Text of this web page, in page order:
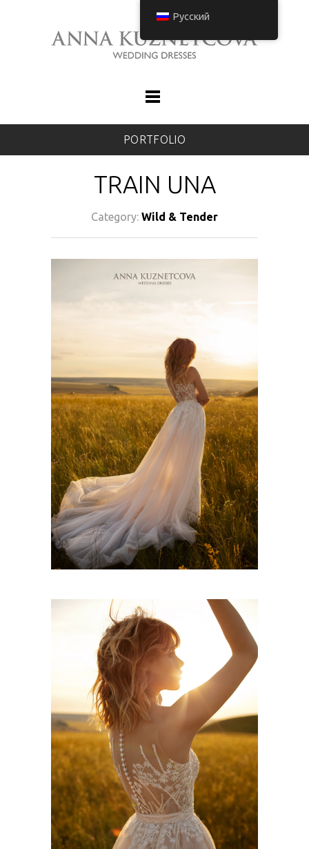
PORTFOLIO
TRAIN UNA
Category: Wild & Tender
Русский